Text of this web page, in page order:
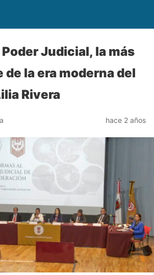
Judicial, la más
la era moderna del
Rivera
hace 2 años